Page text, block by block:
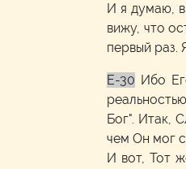
И я думаю,
вижу, что
первый раз.
E-30 Ибо
Бог". Итак,
чем Он мог
И вот, Тот